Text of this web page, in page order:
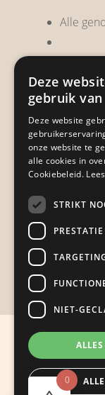
Alle
© Copyright
cadeaus
0
Deze
gebruik
Deze website
onze website te
alle cookies in
Cookiebeleid.
STRIKT
PRESTATIE
NIET-
ALLES